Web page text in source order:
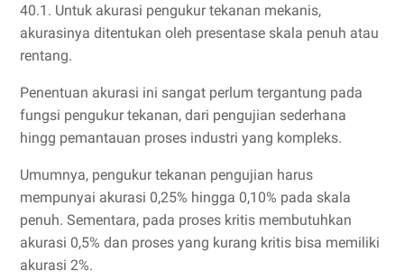
40.1. Untuk akurasi pengukur tekanan mekanis,
akurasinya ditentukan oleh presentase skala penuh atau
rentang.
Penentuan akurasi ini sangat perlum tergantung pada
fungsi pengukur tekanan, dari pengujian sederhana
hingg pemantauan proses industri yang kompleks.
Umumnya, pengukur tekanan pengujian harus
mempunyai akurasi 0,25% hingga 0,10% pada skala
penuh. Sementara, pada proses kritis membutuhkan
akurasi 0,5% dan proses yang kurang kritis bisa memiliki
akurasi 2%.